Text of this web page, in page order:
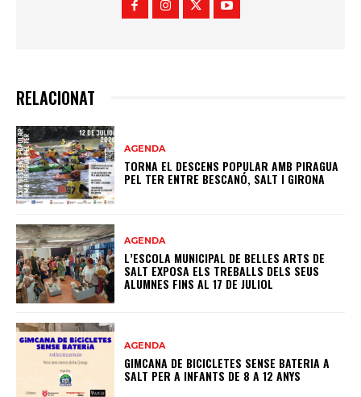
RELACIONAT
AGENDA
TORNA EL DESCENS POPULAR AMB PIRAGUA
PEL TER ENTRE BESCANÓ, SALT I GIRONA
AGENDA
L’ESCOLA MUNICIPAL DE BELLES ARTS DE
SALT EXPOSA ELS TREBALLS DELS SEUS
ALUMNES FINS AL 17 DE JULIOL
AGENDA
GIMCANA DE BICICLETES SENSE BATERIA A
SALT PER A INFANTS DE 8 A 12 ANYS